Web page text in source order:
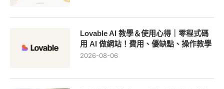
Lovable AI 教學＆使用心得｜零程式碼
用 AI 做網站！費用、優缺點、操作教學
2026-08-06